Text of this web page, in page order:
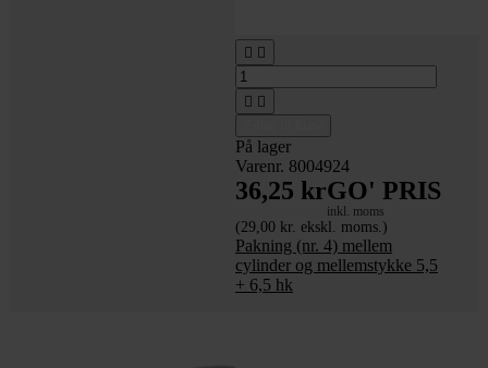
 
 
På lager
Varenr. 8004924
36,25 krGO' PRIS
inkl. moms
(29,00 kr. ekskl. moms.)
Pakning (nr. 4) mellem
cylinder og mellemstykke 5,5
+ 6,5 hk